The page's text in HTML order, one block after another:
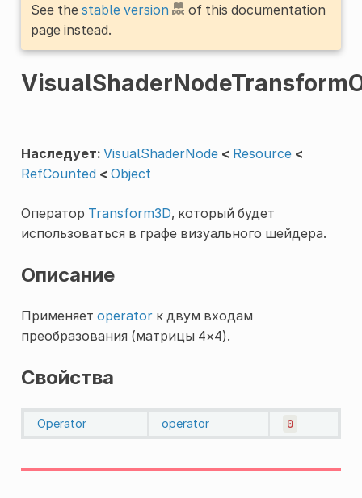
See the stable version
of this documentation
page instead.
Наследует: VisualShaderNode < Resource <
RefCounted < Object
Оператор Transform3D, который будет
использоваться в графе визуального шейдера.
Описание
Применяет operatorк двум входам
преобразования (матрицы 4×4).
Свойства
Operator operator 0